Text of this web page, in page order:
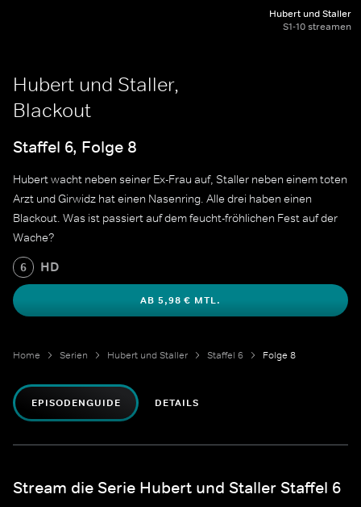
Hubert und Staller
S1-10 streamen
Hubert und Staller,
Blackout
Staffel 6, Folge 8
Hubert wacht neben seiner Ex-Frau auf, Staller neben einem toten
Arzt und Girwidz hat einen Nasenring. Alle drei haben einen
Blackout. Was ist passiert auf dem feucht-fröhlichen Fest auf der
Wache?
6 HD
AB 5,98 € MTL.
Home Serien Hubert und Staller Staffel 6 Folge 8
EPISODENGUIDE DETAILS
Stream die Serie Hubert und Staller Staffel 6